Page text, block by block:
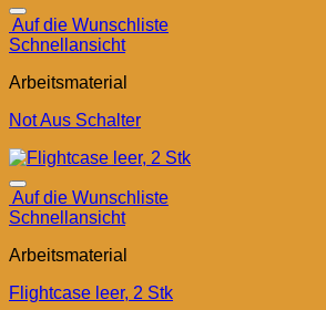
Auf die Wunschliste
Schnellansicht
Arbeitsmaterial
Not Aus Schalter
Auf die Wunschliste
Schnellansicht
Arbeitsmaterial
Flightcase leer, 2 Stk